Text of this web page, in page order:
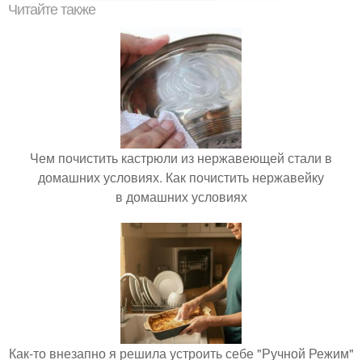
Читайте также
Чем почистить кастрюли из нержавеющей стали в
домашних условиях. Как почистить нержавейку
в домашних условиях
Как-то внезапно я решила устроить себе "Ручной Режим"